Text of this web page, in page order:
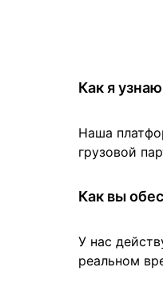
Как я
Наша
грузовой
Как вы
У нас
реальном